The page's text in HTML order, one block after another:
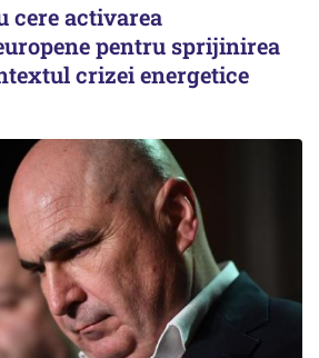
cere activarea
pentru sprijinirea
crizei energetice